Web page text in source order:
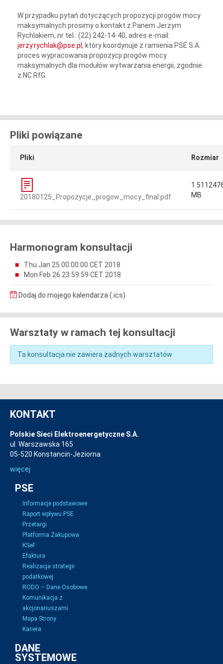
W przypadku pytań dotyczących propozycji progów mocy
maksymalnych prosimy o kontakt z Panem Jerzym
Rychlakiem, nr tel.: (22) 242-14-40, adres e-mail:
jerzy.rychlak@pse.pl , który koordynuje z ramienia PSE S.A.
proces wypracowania propozycji progów mocy
maksymalnych dla modułów wytwarzania energii, zgodnie
z NC RfG.
Pliki powiązane
Pliki Rozmiar
20180125_Propozycje_progow_mocy_final.pdf
MB
Harmonogram konsultacji
Thu Jan 25 00:00:00 CET 2018
Mon Feb 26 23:59:59 CET 2018
Dodaj do mojego kalendarza (.ics)
Warsztaty w ramach tej konsultacji
Ta konsultacja nie zawiera żadnych warsztatów
KONTAKT
Polskie Sieci Elektroenergetyczne S.A.
ul. Warszawska 165
05-520 Konstancin-Jeziorna
więcej
PSE
Informacje podstawowe
Raport wpływu PSE
Przetargi
Platforma Zakupowa
KSeF
Efaktura
Realizacja strategii
podatkowej
RODO – Dane Osobowe
Komunikacja z
akcjonariuszami
Mapa Strony
Kariera
DANE
SYSTEMOWE